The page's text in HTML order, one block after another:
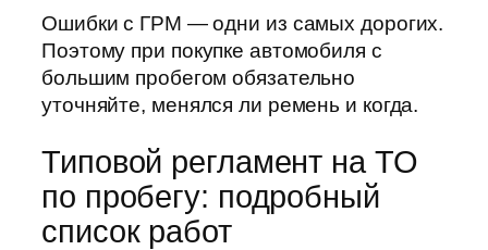
Ошибки с ГРМ — одни из самых дорогих.
Поэтому при покупке автомобиля с
большим пробегом обязательно
уточняйте, менялся ли ремень и когда.
Типовой регламент на ТО
по пробегу: подробный
список работ